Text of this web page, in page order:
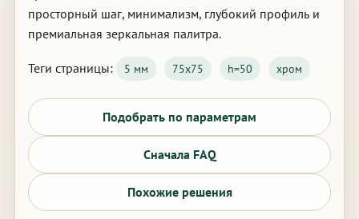
просторный шаг, минимализм, глубокий профиль и
премиальная зеркальная палитра.
Теги страницы: 5 мм 75х75 h=50 хром
Подобрать по параметрам
Сначала FAQ
Похожие решения